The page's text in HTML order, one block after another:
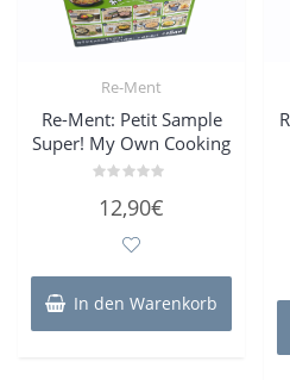
Re-Ment
Re-Ment: Petit Sample
Super! My Own Cooking
mit
12,90€
In den Warenkorb